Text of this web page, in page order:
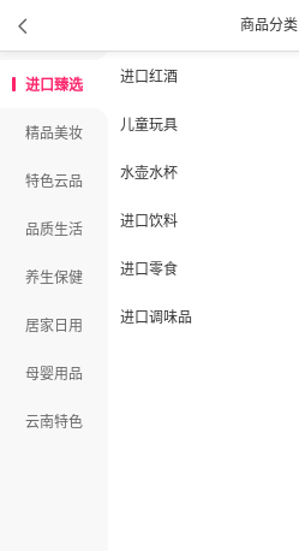
商品分类
进口臻选
精品美妆
特色云品
品质生活
养生保健
居家日用
母婴用品
云南特色
进口红酒
儿童玩具
水壶水杯
进口饮料
进口零食
进口调味品